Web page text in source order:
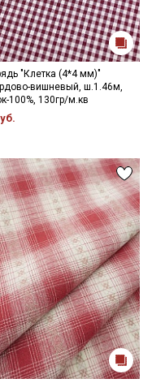
"Клетка (4*4 мм)"
вишневый, ш.1.46м,
100%, 130гр/м.кв